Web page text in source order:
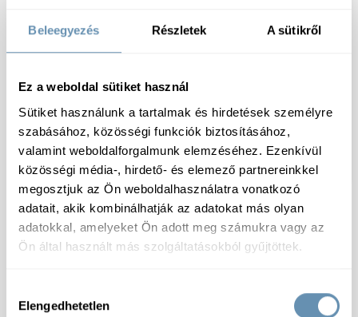
Beleegyezés Részletek A sütikről
Ez a weboldal sütiket használ
Sütiket használunk a tartalmak és hirdetések személyre
szabásához, közösségi funkciók biztosításához,
valamint weboldalforgalmunk elemzéséhez. Ezenkívül
közösségi média-, hirdető- és elemező partnereinkkel
megosztjuk az Ön weboldalhasználatra vonatkozó
adatait, akik kombinálhatják az adatokat más olyan
adatokkal, amelyeket Ön adott meg számukra vagy az
Ön által használt más szolgáltatásokból gyűjtöttek.
kiválasztása
Elengedhetetlen
Sweete Édesítő tabletta
(650szemes) 39g/db
25db/#
Eritrit 1kg 5db/# Dulcit